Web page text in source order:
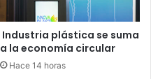
Industria plástica se suma
a la economía circular
Hace 14 horas